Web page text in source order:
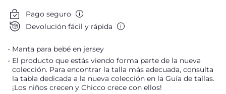
Pago seguro
Devolución fácil y rápida
Manta para bebé en jersey
El producto que estás viendo forma parte de la nueva
colección. Para encontrar la talla más adecuada, consulta
la tabla dedicada a la nueva colección en la Guía de tallas.
¡Los niños crecen y Chicco crece con ellos!